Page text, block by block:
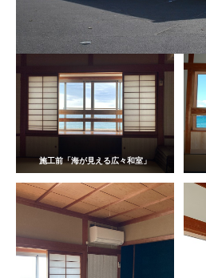
施工前「海が見える広々和室」